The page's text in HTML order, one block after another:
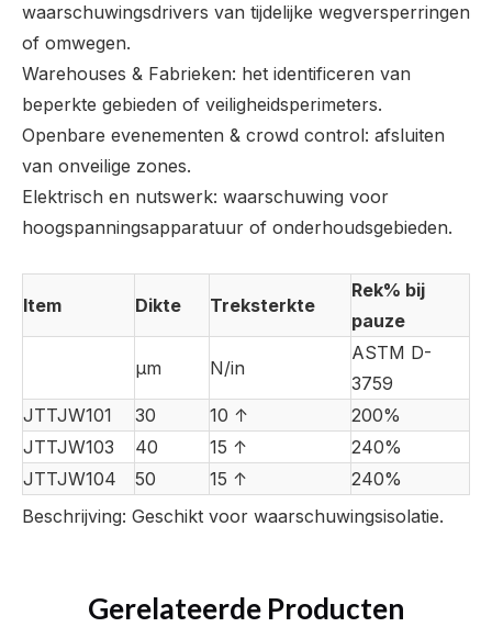
waarschuwingsdrivers van tijdelijke wegversperringen
of omwegen.
Warehouses & Fabrieken: het identificeren van
beperkte gebieden of veiligheidsperimeters.
Openbare evenementen & crowd control: afsluiten
van onveilige zones.
Elektrisch en nutswerk: waarschuwing voor
hoogspanningsapparatuur of onderhoudsgebieden.
Item Dikte Treksterkte
Rek% bij
pauze
µm N/in
ASTM D-
3759
JTTJW101
30 10 ↑
200%
JTTJW103
40 15 ↑
240%
JTTJW104
50 15 ↑
240%
Beschrijving: Geschikt voor waarschuwingsisolatie.
Gerelateerde Producten